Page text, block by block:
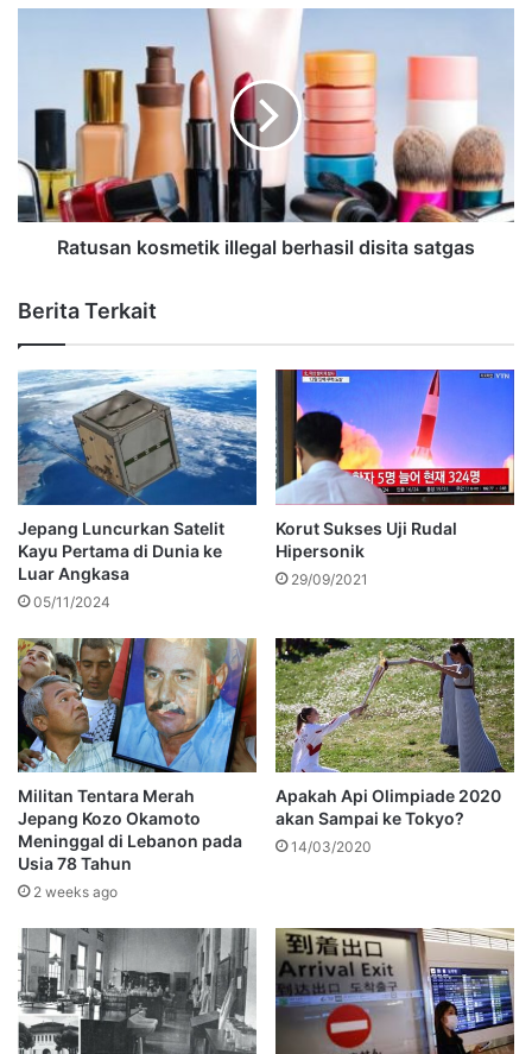
Ratusan kosmetik illegal berhasil disita satgas
Berita Terkait
Jepang Luncurkan Satelit
Kayu Pertama di Dunia ke
Luar Angkasa
05/11/2024
Korut Sukses Uji Rudal
Hipersonik
29/09/2021
Militan Tentara Merah
Jepang Kozo Okamoto
Meninggal di Lebanon pada
Usia 78 Tahun
2 weeks ago
Apakah Api Olimpiade 2020
akan Sampai ke Tokyo?
14/03/2020